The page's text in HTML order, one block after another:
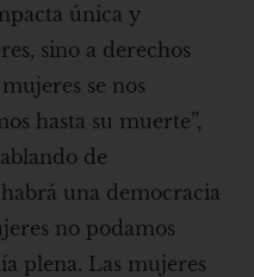
única y
sino a derechos
se nos
hasta su muerte”,
de
una democracia
no podamos
plena. Las mujeres